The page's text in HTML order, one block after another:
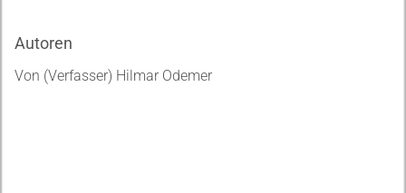
Autoren
Von (Verfasser) Hilmar Odemer